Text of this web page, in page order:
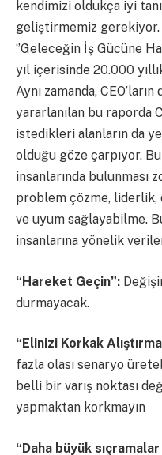
kendimizi oldukça iyi
geliştirmemiz gerekiyor.
‘’Geleceğin İş Gücüne
yıl içerisinde 20.000
Aynı zamanda,
yararlanılan bu raporda
istedikleri alanların da
olduğu göze çarpıyor.
insanlarında bulunması
problem çözme, liderlik,
ve uyum sağlayabilme.
insanlarına yönelik
“Hareket Geçin”:
durmayacak.
“Elinizi Korkak
fazla olası senaryo
belli bir varış noktası
yapmaktan korkmayın
“Daha büyük sıçramalar